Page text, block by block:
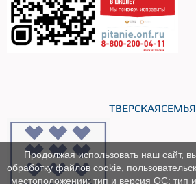
Продолжая использовать наш сайт,
обработку файлов cookie,
местоположении; тип и версия ОС; тип